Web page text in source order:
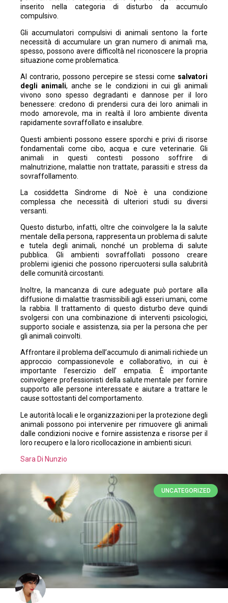
inserito nella categoria di disturbo da accumulo
compulsivo.
Gli accumulatori compulsivi di animali sentono la forte
necessità di accumulare un gran numero di animali ma,
spesso, possono avere difficoltà nel riconoscere la propria
situazione come problematica.
Al contrario, possono percepire se stessi come salvatori
degli animali, anche se le condizioni in cui gli animali
vivono sono spesso degradanti e dannose per il loro
benessere: credono di prendersi cura dei loro animali in
modo amorevole, ma in realtà il loro ambiente diventa
rapidamente sovraffollato e insalubre.
Questi ambienti possono essere sporchi e privi di risorse
fondamentali come cibo, acqua e cure veterinarie. Gli
animali in questi contesti possono soffrire di
malnutrizione, malattie non trattate, parassiti e stress da
sovraffollamento.
La cosiddetta Sindrome di Noè è una condizione
complessa che necessità di ulteriori studi su diversi
versanti.
Questo disturbo, infatti, oltre che coinvolgere la la salute
mentale della persona, rappresenta un problema di salute
e tutela degli animali, nonché un problema di salute
pubblica. Gli ambienti sovraffollati possono creare
problemi igienici che possono ripercuotersi sulla salubrità
delle comunità circostanti.
Inoltre, la mancanza di cure adeguate può portare alla
diffusione di malattie trasmissibili agli esseri umani, come
la rabbia. Il trattamento di questo disturbo deve quindi
svolgersi con una combinazione di interventi psicologici,
supporto sociale e assistenza, sia per la persona che per
gli animali coinvolti.
Affrontare il problema dell’accumulo di animali richiede un
approccio compassionevole e collaborativo, in cui è
importante l’esercizio dell’ empatia. È importante
coinvolgere professionisti della salute mentale per fornire
supporto alle persone interessate e aiutare a trattare le
cause sottostanti del comportamento.
Le autorità locali e le organizzazioni per la protezione degli
animali possono poi intervenire per rimuovere gli animali
dalle condizioni nocive e fornire assistenza e risorse per il
loro recupero e la loro ricollocazione in ambienti sicuri.
Sara Di Nunzio
UNCATEGORIZED